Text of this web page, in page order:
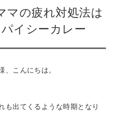
マの疲れ対処法は
イシーカレー
、こんにちは。
も出てくるような時期となり